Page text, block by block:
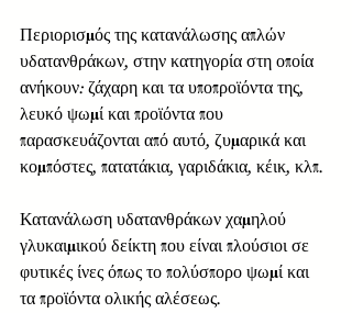
Περιορισμός της κατανάλωσης απλών
υδατανθράκων, στην κατηγορία στη οποία
ανήκουν: ζάχαρη και τα υποπροϊόντα της,
λευκό ψωμί και προϊόντα που
παρασκευάζονται από αυτό, ζυμαρικά και
κομπόστες, πατατάκια, γαριδάκια, κέικ, κλπ.
Κατανάλωση υδατανθράκων χαμηλού
γλυκαιμικού δείκτη που είναι πλούσιοι σε
φυτικές ίνες όπως το πολύσπορο ψωμί και
τα προϊόντα ολικής αλέσεως.